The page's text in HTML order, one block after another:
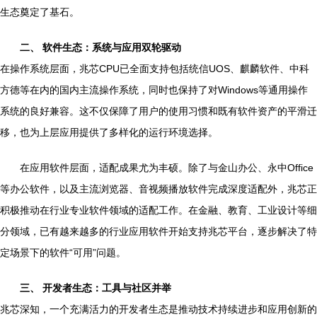
生态奠定了基石。
二、 软件生态：系统与应用双轮驱动
在操作系统层面，兆芯CPU已全面支持包括统信UOS、麒麟软件、中科
方德等在内的国内主流操作系统，同时也保持了对Windows等通用操作
系统的良好兼容。这不仅保障了用户的使用习惯和既有软件资产的平滑迁
移，也为上层应用提供了多样化的运行环境选择。
在应用软件层面，适配成果尤为丰硕。除了与金山办公、永中Office
等办公软件，以及主流浏览器、音视频播放软件完成深度适配外，兆芯正
积极推动在行业专业软件领域的适配工作。在金融、教育、工业设计等细
分领域，已有越来越多的行业应用软件开始支持兆芯平台，逐步解决了特
定场景下的软件“可用”问题。
三、 开发者生态：工具与社区并举
兆芯深知，一个充满活力的开发者生态是推动技术持续进步和应用创新的